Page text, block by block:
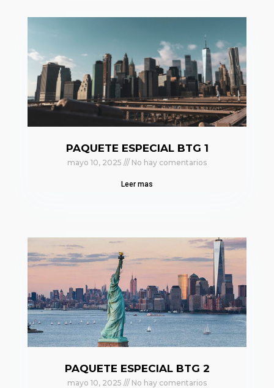
PAQUETE ESPECIAL BTG 1
mayo 10, 2025 No hay comentarios
Leer mas
PAQUETE ESPECIAL BTG 2
mayo 10, 2025 No hay comentarios